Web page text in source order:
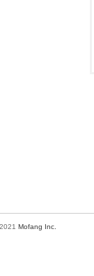
Mofang Inc.